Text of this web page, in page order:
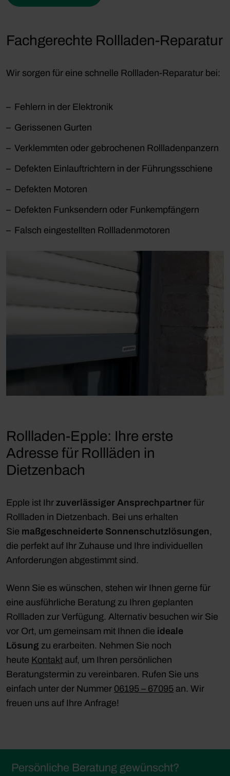
Fachgerechte Rollladen-Reparatur
Wir sorgen für eine schnelle Rollladen-Reparatur bei:
Fehlern in der Elektronik
Gerissenen Gurten
Verklemmten oder gebrochenen Rollladenpanzern
Defekten Einlauftrichtern in der Führungsschiene
Defekten Motoren
Defekten Funksendern oder Funkempfängern
Falsch eingestellten Rollladenmotoren
Rollladen-Epple: Ihre erste
Adresse für Rollläden in
Dietzenbach
Epple ist Ihr zuverlässiger Ansprechpartner für
Rollladen in Dietzenbach. Bei uns erhalten
Sie maßgeschneiderte Sonnenschutzlösungen,
die perfekt auf Ihr Zuhause und Ihre individuellen
Anforderungen abgestimmt sind.
Wenn Sie es wünschen, stehen wir Ihnen gerne für
eine ausführliche Beratung zu Ihren geplanten
Rollladen zur Verfügung. Alternativ besuchen wir Sie
vor Ort, um gemeinsam mit Ihnen die ideale
Lösung zu erarbeiten. Nehmen Sie noch
heute Kontakt auf, um Ihren persönlichen
Beratungstermin zu vereinbaren. Rufen Sie uns
einfach unter der Nummer 06195 – 67095 an. Wir
freuen uns auf Ihre Anfrage!
Persönliche Beratung gewünscht?